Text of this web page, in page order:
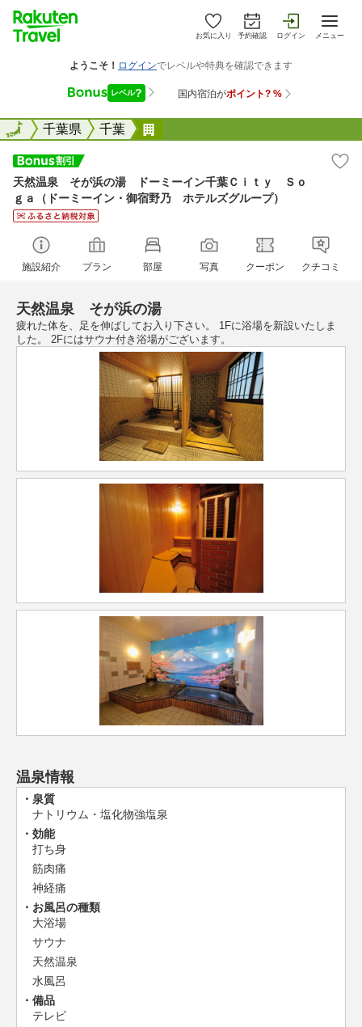
お気に入り 予約確認 ログイン メニュー
全国千葉県 千葉
全国
天然温泉 そが浜の湯 ドーミーイン千葉Ｃｉｔｙ Ｓｏ
ｇａ（ドーミーイン・御宿野乃 ホテルズグループ）
施設紹介 プラン 部屋 写真 クーポン クチコミ
天然温泉 そが浜の湯
疲れた体を、足を伸ばしてお入り下さい。 1Fに浴場を新設いたしま
した。 2Fにはサウナ付き浴場がございます。
温泉情報
泉質
ナトリウム・塩化物強塩泉
効能
打ち身
筋肉痛
神経痛
お風呂の種類
大浴場
サウナ
天然温泉
水風呂
備品
テレビ